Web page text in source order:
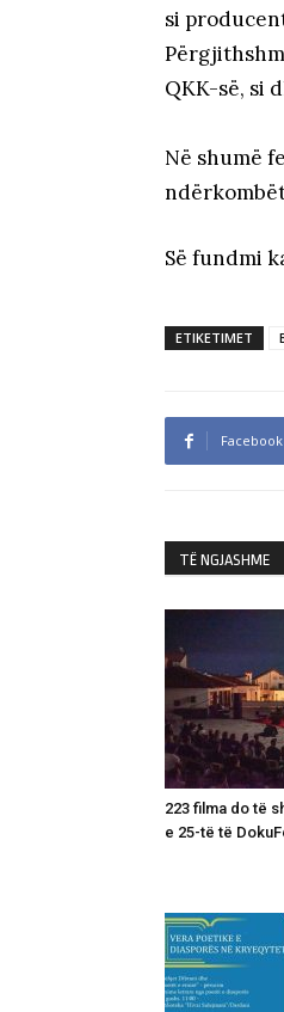
si
QKK-së, si
Në shumë
Së fundmi
ETIKETIMET
Facebook
TË NGJASHME
223 filma do të
e 25-të të